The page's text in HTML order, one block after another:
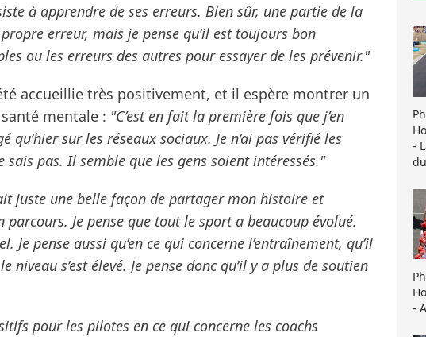
à apprendre de ses erreurs. Bien sûr, une partie de la
erreur, mais je pense qu’il est toujours bon
ou les erreurs des autres pour essayer de les prévenir."
accueillie très positivement, et il espère montrer un
mentale : "C’est en fait la première fois que j’en
qu’hier sur les réseaux sociaux. Je n’ai pas vérifié les
sais pas. Il semble que les gens soient intéressés."
juste une belle façon de partager mon histoire et
Je pense que tout le sport a beaucoup évolué.
Je pense aussi qu’en ce qui concerne l’entraînement, qu’il
niveau s’est élevé. Je pense donc qu’il y a plus de soutien
pour les pilotes en ce qui concerne les coachs
-
-